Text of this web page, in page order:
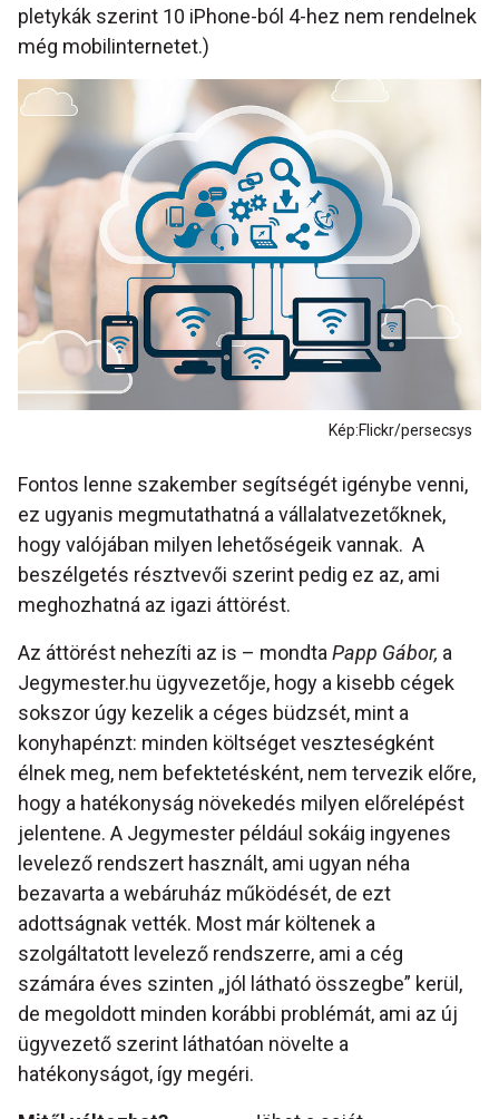
pletykák szerint 10 iPhone-ból 4-hez nem rendelnek
még mobilinternetet.)
Kép:Flickr/persecsys
Fontos lenne szakember segítségét igénybe venni,
ez ugyanis megmutathatná a vállalatvezetőknek,
hogy valójában milyen lehetőségeik vannak. A
beszélgetés résztvevői szerint pedig ez az, ami
meghozhatná az igazi áttörést.
Az áttörést nehezíti az is – mondtaPapp Gábor, a
Jegymester.hu ügyvezetője, hogy a kisebb cégek
sokszor úgy kezelik a céges büdzsét, mint a
konyhapénzt: minden költséget veszteségként
élnek meg, nem befektetésként, nem tervezik előre,
hogy a hatékonyság növekedés milyen előrelépést
jelentene. A Jegymester például sokáig ingyenes
levelező rendszert használt, ami ugyan néha
bezavarta a webáruház működését, de ezt
adottságnak vették. Most már költenek a
szolgáltatott levelező rendszerre, ami a cég
számára éves szinten „jól látható összegbe” kerül,
de megoldott minden korábbi problémát, ami az új
ügyvezető szerint láthatóan növelte a
hatékonyságot, így megéri.